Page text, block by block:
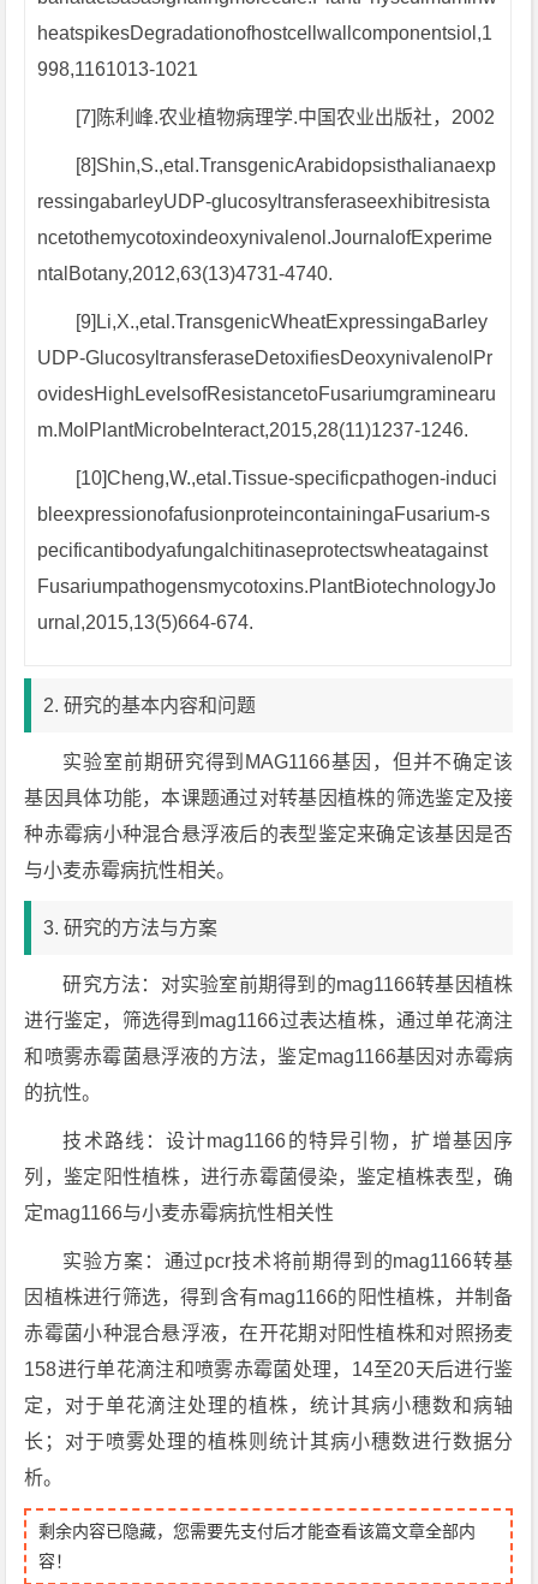
heatspikesDegradationofhostcellwallcomponentsiol,1
998,1161013-1021
[7]陈利峰.农业植物病理学.中国农业出版社，2002
[8]Shin,S.,etal.TransgenicArabidopsisthalianaexp
ressingabarleyUDP-glucosyltransferaseexhibitresista
ncetothemycotoxindeoxynivalenol.JournalofExperime
ntalBotany,2012,63(13)4731-4740.
[9]Li,X.,etal.TransgenicWheatExpressingaBarley
UDP-GlucosyltransferaseDetoxifiesDeoxynivalenolPr
ovidesHighLevelsofResistancetoFusariumgraminearu
m.MolPlantMicrobeInteract,2015,28(11)1237-1246.
[10]Cheng,W.,etal.Tissue-specificpathogen-induci
bleexpressionofafusionproteincontainingaFusarium-s
pecificantibodyafungalchitinaseprotectswheatagainst
Fusariumpathogensmycotoxins.PlantBiotechnologyJo
urnal,2015,13(5)664-674.
2. 研究的基本内容和问题
实验室前期研究得到MAG1166基因，但并不确定该
基因具体功能，本课题通过对转基因植株的筛选鉴定及接
种赤霉病小种混合悬浮液后的表型鉴定来确定该基因是否
与小麦赤霉病抗性相关。
3. 研究的方法与方案
研究方法：对实验室前期得到的mag1166转基因植株
进行鉴定，筛选得到mag1166过表达植株，通过单花滴注
和喷雾赤霉菌悬浮液的方法，鉴定mag1166基因对赤霉病
的抗性。
技术路线：设计mag1166的特异引物，扩增基因序
列，鉴定阳性植株，进行赤霉菌侵染，鉴定植株表型，确
定mag1166与小麦赤霉病抗性相关性
实验方案：通过pcr技术将前期得到的mag1166转基
因植株进行筛选，得到含有mag1166的阳性植株，并制备
赤霉菌小种混合悬浮液，在开花期对阳性植株和对照扬麦
158进行单花滴注和喷雾赤霉菌处理，14至20天后进行鉴
定，对于单花滴注处理的植株，统计其病小穗数和病轴
长；对于喷雾处理的植株则统计其病小穗数进行数据分
析。
剩余内容已隐藏，您需要先支付后才能查看该篇文章全部内
容！